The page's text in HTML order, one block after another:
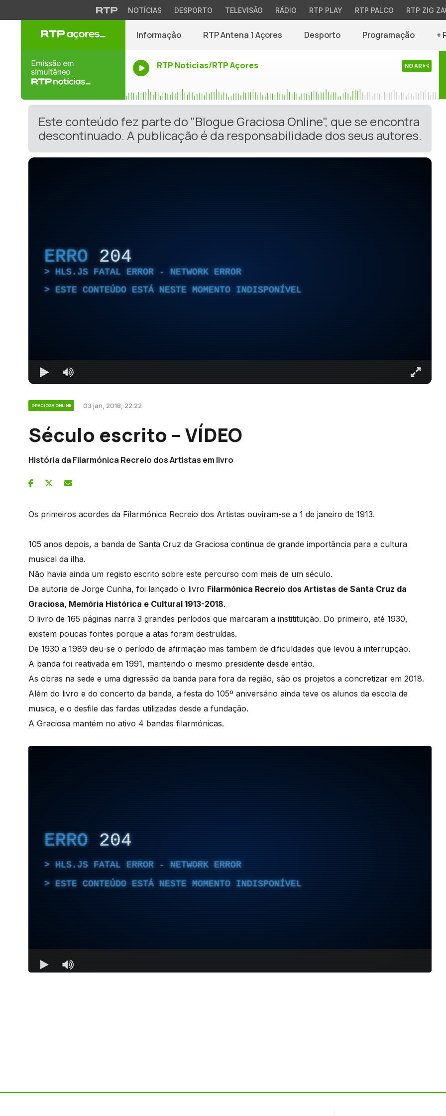
NOTÍCIAS DESPORTO TELEVISÃO RÁDIO RTP PLAY RTP PALCO RTP ZIG
Informação RTP Antena 1 Açores Desporto Programação +
RTP Noticias/RTP Açores NO AR
Este conteúdo fez parte do "Blogue Graciosa Online", que se encontra
descontinuado. A publicação é da responsabilidade dos seus autores.
ERRO 204
HLS.JS FATAL ERROR - NETWORK ERROR
ESTE CONTEÚDO ESTÁ NESTE MOMENTO INDISPONÍVEL
GRACIOSA ONLINE 03 jan, 2018, 22:22
Século escrito – VÍDEO
História da Filarmónica Recreio dos Artistas em livro
Os primeiros acordes da Filarmónica Recreio dos Artistas ouviram-se a 1 de janeiro de 1913.
105 anos depois, a banda de Santa Cruz da Graciosa continua de grande importância para a cultura
musical da ilha.
Não havia ainda um registo escrito sobre este percurso com mais de um século.
Da autoria de Jorge Cunha, foi lançado o livro Filarmónica Recreio dos Artistas de Santa Cruz da
Graciosa, Memória Histórica e Cultural 1913-2018.
O livro de 165 páginas narra 3 grandes períodos que marcaram a institituição. Do primeiro, até 1930,
existem poucas fontes porque a atas foram destruídas.
De 1930 a 1989 deu-se o período de afirmação mas tambem de dificuldades que levou à interrupção.
A banda foi reativada em 1991, mantendo o mesmo presidente desde então.
As obras na sede e uma digressão da banda para fora da região, são os projetos a concretizar em 2018.
Além do livro e do concerto da banda, a festa do 105º aniversário ainda teve os alunos da escola de
musica, e o desfile das fardas utilizadas desde a fundação.
A Graciosa mantém no ativo 4 bandas filarmónicas.